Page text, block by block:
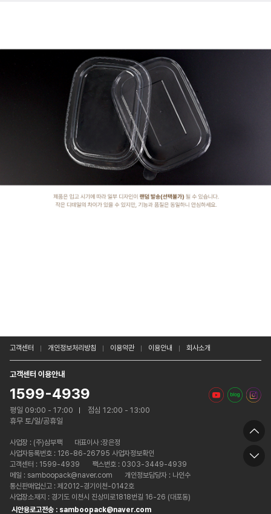
고객센터 개인정보처리방침 이용약관 이용안내 회사소개
고객센터 이용안내
1599-4939
평일 09:00 - 17:00
점심 12:00 - 13:00
휴무 토/일/공휴일
사업장 : (주)삼부팩
대표이사 :장은정
사업자등록번호 : 126-86-26795 사업자정보확인
고객센터 : 1599-4939
팩스번호 : 0303-3449-4939
메일 : samboopack@naver.com
개인정보담당자 : 나인수
통신판매업신고 : 제2012-경기이천-0142호
사업장소재지 : 경기도 이천시 진상미로1818번길 16-26 (대포동)
시안용로고전송 : samboopack@naver.com